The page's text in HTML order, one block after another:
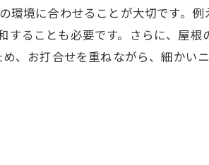
境に合わせることが大切です。例
ることも必要です。さらに、屋根
、お打合せを重ねながら、細かい